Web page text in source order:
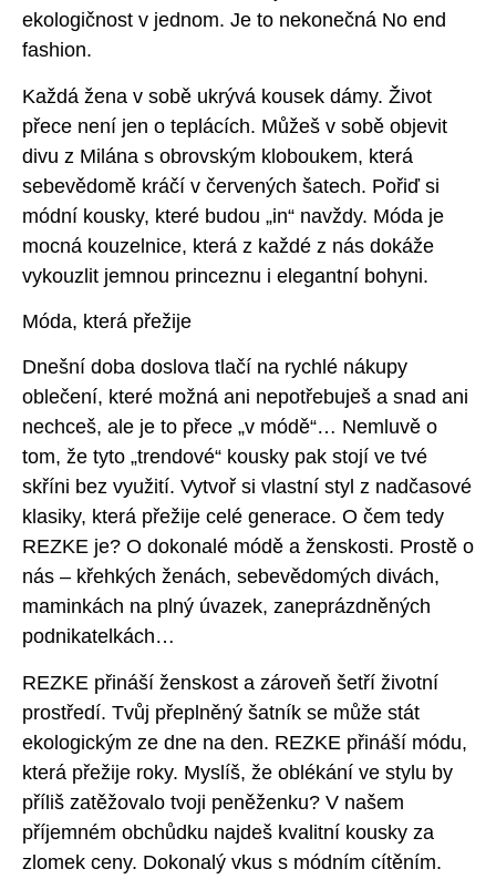
ekologičnost v jednom. Je to nekonečná No end
fashion.
Každá žena v sobě ukrývá kousek dámy. Život
přece není jen o teplácích. Můžeš v sobě objevit
divu z Milána s obrovským kloboukem, která
sebevědomě kráčí v červených šatech. Pořiď si
módní kousky, které budou „in“ navždy. Móda je
mocná kouzelnice, která z každé z nás dokáže
vykouzlit jemnou princeznu i elegantní bohyni.
Móda, která přežije
Dnešní doba doslova tlačí na rychlé nákupy
oblečení, které možná ani nepotřebuješ a snad ani
nechceš, ale je to přece „v módě“… Nemluvě o
tom, že tyto „trendové“ kousky pak stojí ve tvé
skříni bez využití. Vytvoř si vlastní styl z nadčasové
klasiky, která přežije celé generace. O čem tedy
REZKE je? O dokonalé módě a ženskosti. Prostě o
nás – křehkých ženách, sebevědomých divách,
maminkách na plný úvazek, zaneprázdněných
podnikatelkách…
REZKE přináší ženskost a zároveň šetří životní
prostředí. Tvůj přeplněný šatník se může stát
ekologickým ze dne na den. REZKE přináší módu,
která přežije roky. Myslíš, že oblékání ve stylu by
příliš zatěžovalo tvoji peněženku? V našem
příjemném obchůdku najdeš kvalitní kousky za
zlomek ceny. Dokonalý vkus s módním cítěním.